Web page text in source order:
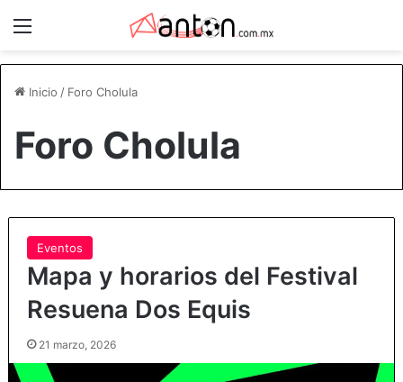
Inicio / Foro Cholula
Foro Cholula
Eventos
Mapa y horarios del Festival
Resuena Dos Equis
21 marzo, 2026